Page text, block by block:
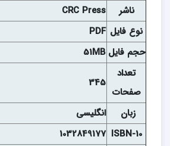
ناشر
CRC Press
نوع فايل PDF
حجم فايل 51MB
تعداد
صفحات
345
زبان
انگلیسی
ISBN-10
1032849177